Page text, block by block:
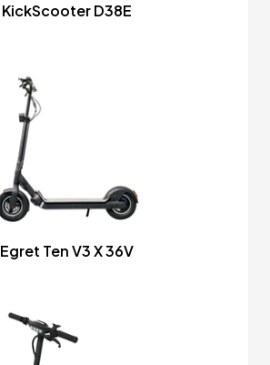
KickScooter D38E
Egret Ten V3 X 36V